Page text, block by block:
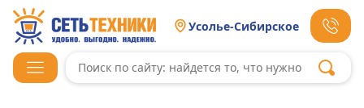
Усолье-Сибирское